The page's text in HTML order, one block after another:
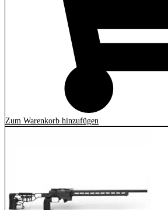
Zum Warenkorb hinzufügen